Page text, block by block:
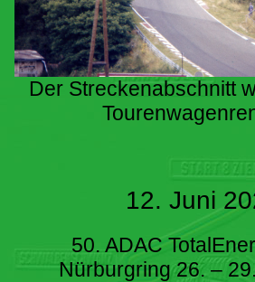
Der Streckenabschnitt
12. Juni
50. ADAC
Nürburgring 26. –